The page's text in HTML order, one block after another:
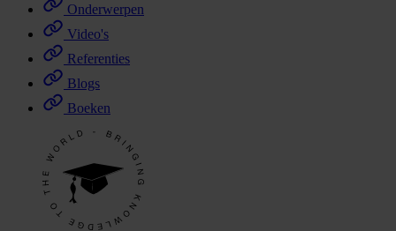
Onderwerpen
Video's
Referenties
Blogs
Boeken